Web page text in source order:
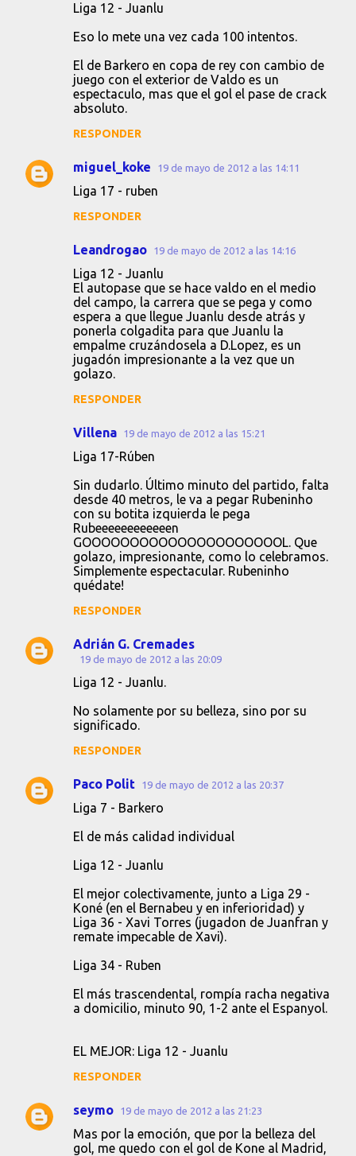
Liga 12 - Juanlu
Eso lo mete una vez cada 100 intentos.
El de Barkero en copa de rey con cambio de
juego con el exterior de Valdo es un
espectaculo, mas que el gol el pase de crack
absoluto.
RESPONDER
miguel_koke 19 de mayo de 2012 a las 14:11
Liga 17 - ruben
RESPONDER
Leandrogao 19 de mayo de 2012 a las 14:16
Liga 12 - Juanlu
El autopase que se hace valdo en el medio
del campo, la carrera que se pega y como
espera a que llegue Juanlu desde atrás y
ponerla colgadita para que Juanlu la
empalme cruzándosela a D.Lopez, es un
jugadón impresionante a la vez que un
golazo.
RESPONDER
Villena 19 de mayo de 2012 a las 15:21
Liga 17-Rúben
Sin dudarlo. Último minuto del partido, falta
desde 40 metros, le va a pegar Rubeninho
con su botita izquierda le pega
Rubeeeeeeeeeeeen
GOOOOOOOOOOOOOOOOOOOOOL. Que
golazo, impresionante, como lo celebramos.
Simplemente espectacular. Rubeninho
quédate!
RESPONDER
Adrián G. Cremades
19 de mayo de 2012 a las 20:09
Liga 12 - Juanlu.
No solamente por su belleza, sino por su
significado.
RESPONDER
Paco Polit 19 de mayo de 2012 a las 20:37
Liga 7 - Barkero
El de más calidad individual
Liga 12 - Juanlu
El mejor colectivamente, junto a Liga 29 -
Koné (en el Bernabeu y en inferioridad) y
Liga 36 - Xavi Torres (jugadon de Juanfran y
remate impecable de Xavi).
Liga 34 - Ruben
El más trascendental, rompía racha negativa
a domicilio, minuto 90, 1-2 ante el Espanyol.
EL MEJOR: Liga 12 - Juanlu
RESPONDER
seymo 19 de mayo de 2012 a las 21:23
Mas por la emoción, que por la belleza del
gol, me quedo con el gol de Kone al Madrid,